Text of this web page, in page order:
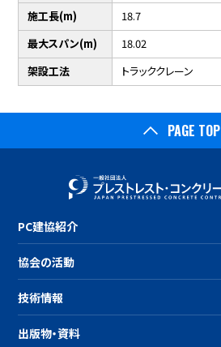
施工長(m)
18.7
最大スパン(m)
18.02
架設工法
トラッククレーン
PAGE TOP
PC建協紹介
協会の活動
技術情報
出版物・資料